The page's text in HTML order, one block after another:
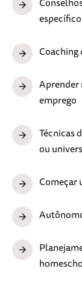
Coaching
Aprender
emprego
Técnicas
ou
Começar